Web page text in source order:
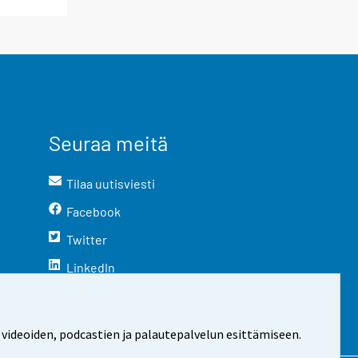
podcastien ja palautepalvelun esittämiseen.
Seuraa meitä
Tilaa uutisviesti
Facebook
Twitter
LinkedIn